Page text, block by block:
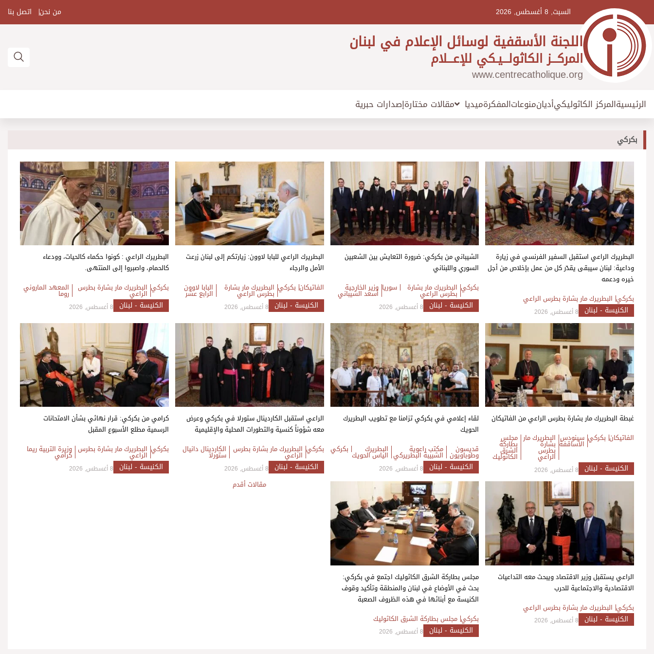
content السبت, 8 أغسطس, 2026 من نحن اتصل بنا
اللجنة الأسقفية لوسائل الإعلام في لبنان
المركـــز الكاثولـــيـكي للإعـــلام
www.centrecatholique.org
الرئيسيةالمركز الكاثوليكيأديانمنوعاتالمفكرةميديا مقالات مختارةإصدارات حبرية
بكركي
البطريرك الراعي استقبل السفير الفرنسي في زيارة
وداعية: لبنان سيبقى يقدّر كل من عمل بإخلاص من أجل
خيره ودعمه
بكركي البطريرك مار بشارة بطرس الراعي
الكنيسة - لبنان 8 أغسطس, 2026
الشيباني من بكركي: ضرورة التعايش بين الشعبين
السوري واللبناني
بكركي البطريرك مار بشارة
بطرس الراعي
سوريا وزير الخارجية
أسعد الشيباني
الكنيسة - لبنان 8 أغسطس, 2026
البطريرك الراعي للبابا لاوون: زيارتكم إلى لبنان زرعت
الأمل والرجاء
الفاتيكان بكركي البطريرك مار بشارة
بطرس الراعي
البابا لاوون
الرابع عشر
الكنيسة - لبنان 8 أغسطس, 2026
البطريرك الراعي : كونوا حكماء كالحيات، وودعاء
كالحمام، واصبروا إلى المنتهى.
بكركي البطريرك مار بشارة بطرس
الراعي
المعهد الماروني
روما
الكنيسة - لبنان 8 أغسطس, 2026
غبطة البطريرك مار بشارة بطرس الراعي من الفاتيكان
الفاتيكان بكركي سينودس
الأساقفة
البطريرك مار
بشارة
بطرس
الراعي
مجلس
بطاركة
الشرق
الكاثوليك
الكنيسة - لبنان 8 أغسطس, 2026
لقاء إعلامي في بكركي تزامنا مع تطويب البطريرك
الحويك
قديسون
وطوباويون
مكتب راعوية
الشبيبة البطريركي
البطريرك
الياس الحويك
بكركي
الكنيسة - لبنان 8 أغسطس, 2026
الراعي استقبل الكاردينال ستورلا في بكركي وعرض
معه شؤوناً كنسية والتطورات المحلية والإقليمية
بكركي البطريرك مار بشارة بطرس
الراعي
الكاردينال دانيال
ستورلا
الكنيسة - لبنان 8 أغسطس, 2026
كرامي من بكركي: قرار نهائي بشأن الامتحانات
الرسمية مطلع الأسبوع المقبل
بكركي البطريرك مار بشارة بطرس
الراعي
وزيرة التربية ريما
كرامي
الكنيسة - لبنان 8 أغسطس, 2026
الراعي يستقبل وزير الاقتصاد ويبحث معه التداعيات
الاقتصادية والاجتماعية للحرب
بكركي البطريرك مار بشارة بطرس الراعي
الكنيسة - لبنان 8 أغسطس, 2026
مجلس بطاركة الشرق الكاثوليك اجتمع في بكركي:
بحث في الأوضاع في لبنان والمنطقة وتأكيد وقوف
الكنيسة مع أبنائها في هذه الظروف الصعبة
بكركي مجلس بطاركة الشرق الكاثوليك
الكنيسة - لبنان 8 أغسطس, 2026
مقالات أقدم